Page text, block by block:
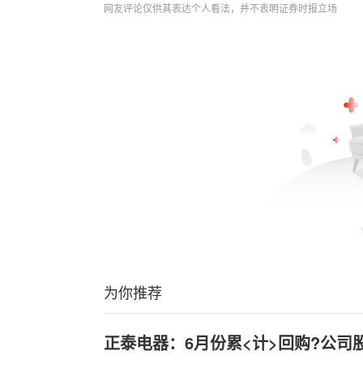
网友评论仅供其表达个人看法，并不表明证券时报立场
为你推荐
正泰电器：6月份累<计>回购?公司